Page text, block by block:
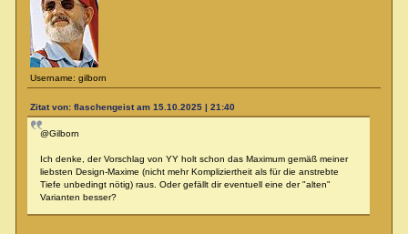
Username: gilborn
Zitat von: flaschengeist am 15.10.2025 | 21:40
@Gilborn
Ich denke, der Vorschlag von YY holt schon das Maximum gemäß meiner
liebsten Design-Maxime (nicht mehr Kompliziertheit als für die anstrebte
Tiefe unbedingt nötig) raus. Oder gefällt dir eventuell eine der "alten"
Varianten besser?